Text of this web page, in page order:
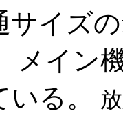
サイズ
イン
る。